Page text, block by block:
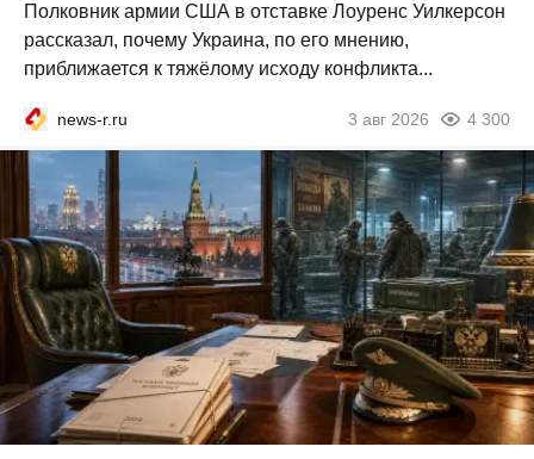
Полковник армии США в отставке Лоуренс Уилкерсон
рассказал, почему Украина, по его мнению,
приближается к тяжёлому исходу конфликта...
news-r.ru 3 авг 2026 4 300